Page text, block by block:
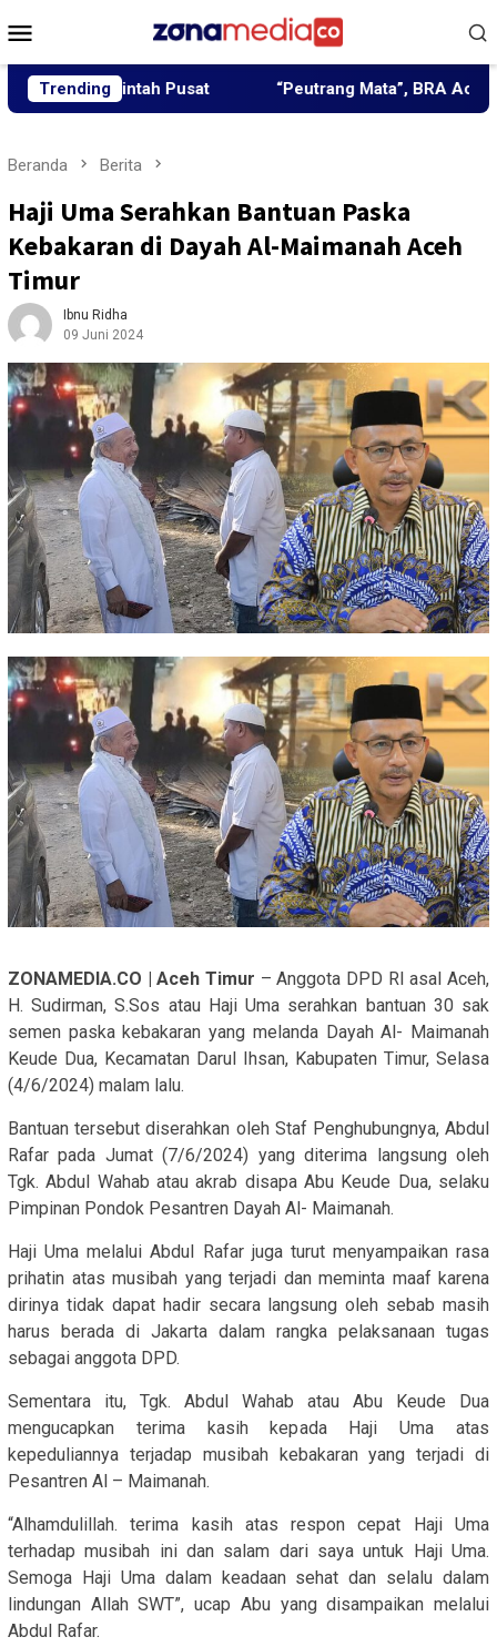
ke
Mobile
Trending
Pusat “Peutrang Mata”, BRA Aceh Utara
Beranda Berita
Haji Uma Serahkan Bantuan Paska
Kebakaran di Dayah Al-Maimanah Aceh
Timur
Ibnu Ridha
09 Juni 2024
ZONAMEDIA.CO | Aceh Timur – Anggota DPD RI asal Aceh,
H. Sudirman, S.Sos atau Haji Uma serahkan bantuan 30 sak
semen paska kebakaran yang melanda Dayah Al- Maimanah
Keude Dua, Kecamatan Darul Ihsan, Kabupaten Timur, Selasa
(4/6/2024) malam lalu.
Bantuan tersebut diserahkan oleh Staf Penghubungnya, Abdul
Rafar pada Jumat (7/6/2024) yang diterima langsung oleh
Tgk. Abdul Wahab atau akrab disapa Abu Keude Dua, selaku
Pimpinan Pondok Pesantren Dayah Al- Maimanah.
Haji Uma melalui Abdul Rafar juga turut menyampaikan rasa
prihatin atas musibah yang terjadi dan meminta maaf karena
dirinya tidak dapat hadir secara langsung oleh sebab masih
harus berada di Jakarta dalam rangka pelaksanaan tugas
sebagai anggota DPD.
Sementara itu, Tgk. Abdul Wahab atau Abu Keude Dua
mengucapkan terima kasih kepada Haji Uma atas
kepeduliannya terjadap musibah kebakaran yang terjadi di
Pesantren Al – Maimanah.
“Alhamdulillah. terima kasih atas respon cepat Haji Uma
terhadap musibah ini dan salam dari saya untuk Haji Uma.
Semoga Haji Uma dalam keadaan sehat dan selalu dalam
lindungan Allah SWT”, ucap Abu yang disampaikan melalui
Abdul Rafar.